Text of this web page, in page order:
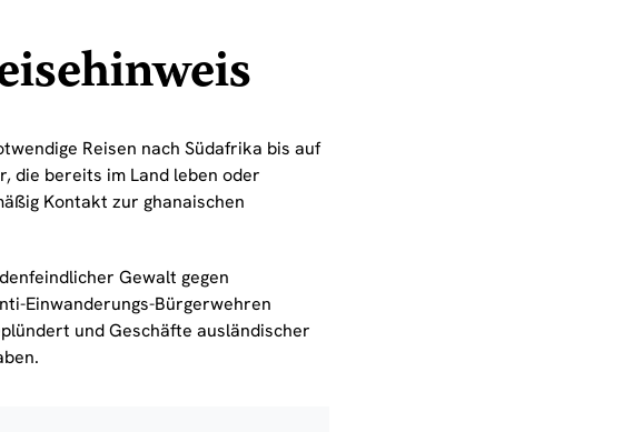
Reisen nach Südafrika bis auf
die bereits im Land leben oder
Kontakt zur ghanaischen
Gewalt gegen
Einwanderungs-Bürgerwehren
und Geschäfte ausländischer